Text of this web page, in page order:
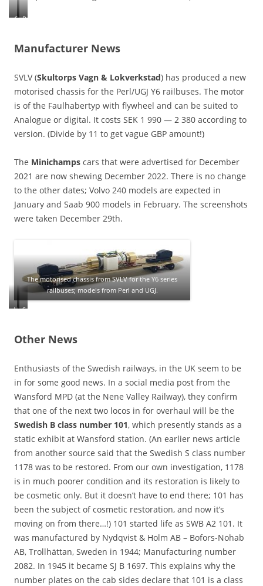
G
y
Q
d
’
w
a
n
s
,
x
a
y
i
e
e
r
g
h
t
y
l
l
o
w
n
e
s
n
a
l
l
R
o
s
6
6
0
0
t
o
b
c
o
6
9
6
9
Manufacturer News
SVLV (Skultorps Vagn & Lokverkstad) has produced a new
motorised chassis for the Perl/UGJ Y6 railbuses. The motor
is of the Faulhabertyp with flywheel and can be suited to
Analogue or digital. It costs SEK 1 990 — 2 380 according to
version. (Divide by 11 to get vague GBP amount!)
The Minichamps cars that were advertised for December
2021 are now shewing December 2022. There is no change
to the other dates; Volvo 240 models are expected in
January and Saab 900 models in February. The screenshots
were taken December 29th.
The motorised chassis from SVLV for the Y6 series
railbuses; models from Perl and UGJ.
V
v
2
0
G
L
S
d
a
n
a
d
E
s
t
e
m
S
b
0
C
a
b
r
o
l
e
t
n
d
C
p
é
m
Other News
Enthusiasts of the Swedish railways, in the UK seem to be
in for some good news. In a social media post from the
Wansford MPD (at the Nene Valley Railway), they confirm
that one of the next two locos in for overhaul will be the
Swedish B class number 101, which presently stands as a
static exhibit at Wansford station. (An earlier news article
from another source said that the Swedish S class number
1178 was to be restored. From our own investigation, 1178
is in much poorer condition and its restoration is likely to
be cosmetic only. But it doesn’t have to end there; 101 has
been the subject of cosmetic restoration, and now it’s
moving on from there…!) 101 started life as SWB A2 101. It
was manufactured by Nydqvist & Holm AB – Bofors-Nohab
AB, Trollhättan, Sweden in 1944; Manufacturing number
2082. In 1945 it became SJ B 1697. This explains why the
number plates on the cab sides declare that 101 is a class